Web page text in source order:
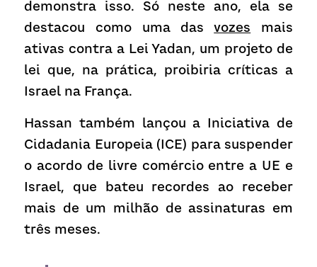
demonstra isso. Só neste ano, ela se
destacou como uma das vozes mais
ativas contra a Lei Yadan, um projeto de
lei que, na prática, proibiria críticas a
Israel na França.
Hassan também lançou a Iniciativa de
Cidadania Europeia (ICE) para suspender
o acordo de livre comércio entre a UE e
Israel, que bateu recordes ao receber
mais de um milhão de assinaturas em
três meses.